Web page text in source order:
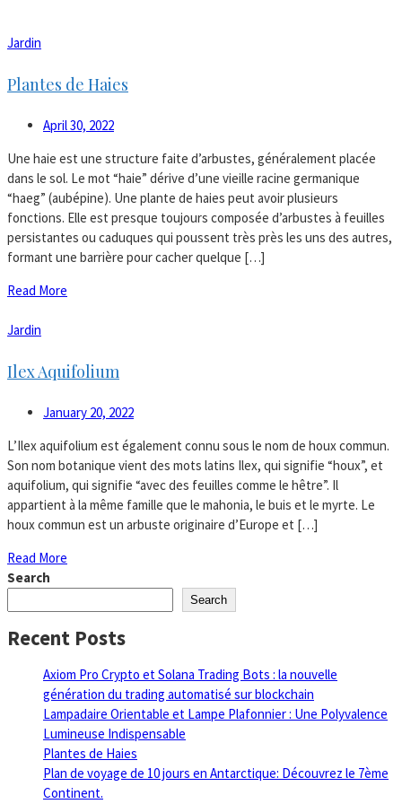
Jardin
Plantes de Haies
April 30, 2022
Une haie est une structure faite d’arbustes, généralement placée
dans le sol. Le mot “haie” dérive d’une vieille racine germanique
“haeg” (aubépine). Une plante de haies peut avoir plusieurs
fonctions. Elle est presque toujours composée d’arbustes à feuilles
persistantes ou caduques qui poussent très près les uns des autres,
formant une barrière pour cacher quelque […]
Read More
Jardin
Ilex Aquifolium
January 20, 2022
L’Ilex aquifolium est également connu sous le nom de houx commun.
Son nom botanique vient des mots latins Ilex, qui signifie “houx”, et
aquifolium, qui signifie “avec des feuilles comme le hêtre”. Il
appartient à la même famille que le mahonia, le buis et le myrte. Le
houx commun est un arbuste originaire d’Europe et […]
Read More
Search
Search
Recent Posts
Axiom Pro Crypto et Solana Trading Bots : la nouvelle
génération du trading automatisé sur blockchain
Lampadaire Orientable et Lampe Plafonnier : Une Polyvalence
Lumineuse Indispensable
Plantes de Haies
Plan de voyage de 10 jours en Antarctique: Découvrez le 7ème
Continent.